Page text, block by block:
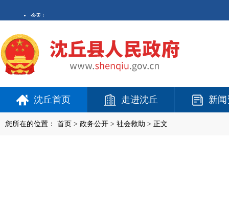
沈丘首页 走进沈丘 新
您所在的位置： 首页 > 政务公开 > 社会救助 > 正文